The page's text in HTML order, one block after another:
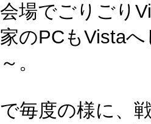
会場でごりごり
家のPCもVista
～。
で毎度の様に、